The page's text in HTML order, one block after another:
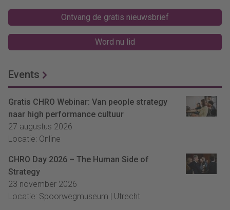
Ontvang de gratis nieuwsbrief
Word nu lid
Events
Gratis CHRO Webinar: Van people strategy
naar high performance cultuur
27 augustus 2026
Locatie: Online
CHRO Day 2026 – The Human Side of
Strategy
23 november 2026
Locatie: Spoorwegmuseum | Utrecht